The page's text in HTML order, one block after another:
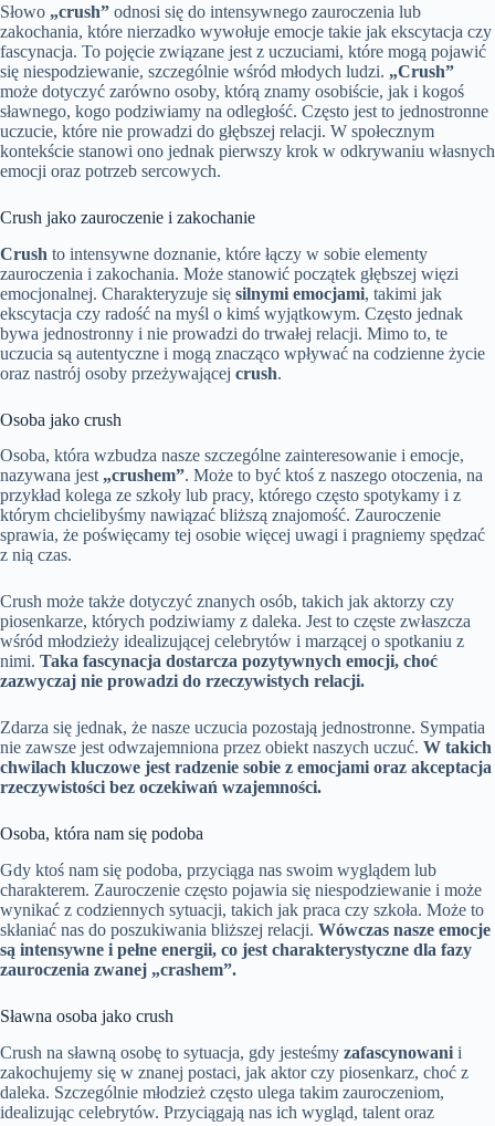
Słowo „crush” odnosi się do intensywnego zauroczenia lub
zakochania, które nierzadko wywołuje emocje takie jak ekscytacja czy
fascynacja. To pojęcie związane jest z uczuciami, które mogą pojawić
się niespodziewanie, szczególnie wśród młodych ludzi. „Crush”
może dotyczyć zarówno osoby, którą znamy osobiście, jak i kogoś
sławnego, kogo podziwiamy na odległość. Często jest to jednostronne
uczucie, które nie prowadzi do głębszej relacji. W społecznym
kontekście stanowi ono jednak pierwszy krok w odkrywaniu własnych
emocji oraz potrzeb sercowych.
Crush jako zauroczenie i zakochanie
Crush to intensywne doznanie, które łączy w sobie elementy
zauroczenia i zakochania. Może stanowić początek głębszej więzi
emocjonalnej. Charakteryzuje się silnymi emocjami, takimi jak
ekscytacja czy radość na myśl o kimś wyjątkowym. Często jednak
bywa jednostronny i nie prowadzi do trwałej relacji. Mimo to, te
uczucia są autentyczne i mogą znacząco wpływać na codzienne życie
oraz nastrój osoby przeżywającej crush.
Osoba jako crush
Osoba, która wzbudza nasze szczególne zainteresowanie i emocje,
nazywana jest „crushem”. Może to być ktoś z naszego otoczenia, na
przykład kolega ze szkoły lub pracy, którego często spotykamy i z
którym chcielibyśmy nawiązać bliższą znajomość. Zauroczenie
sprawia, że poświęcamy tej osobie więcej uwagi i pragniemy spędzać
z nią czas.
Crush może także dotyczyć znanych osób, takich jak aktorzy czy
piosenkarze, których podziwiamy z daleka. Jest to częste zwłaszcza
wśród młodzieży idealizującej celebrytów i marzącej o spotkaniu z
nimi. Taka fascynacja dostarcza pozytywnych emocji, choć
zazwyczaj nie prowadzi do rzeczywistych relacji.
Zdarza się jednak, że nasze uczucia pozostają jednostronne. Sympatia
nie zawsze jest odwzajemniona przez obiekt naszych uczuć. W takich
chwilach kluczowe jest radzenie sobie z emocjami oraz akceptacja
rzeczywistości bez oczekiwań wzajemności.
Osoba, która nam się podoba
Gdy ktoś nam się podoba, przyciąga nas swoim wyglądem lub
charakterem. Zauroczenie często pojawia się niespodziewanie i może
wynikać z codziennych sytuacji, takich jak praca czy szkoła. Może to
skłaniać nas do poszukiwania bliższej relacji. Wówczas nasze emocje
są intensywne i pełne energii, co jest charakterystyczne dla fazy
zauroczenia zwanej „crashem”.
Sławna osoba jako crush
Crush na sławną osobę to sytuacja, gdy jesteśmy zafascynowani i
zakochujemy się w znanej postaci, jak aktor czy piosenkarz, choć z
daleka. Szczególnie młodzież często ulega takim zauroczeniom,
idealizując celebrytów. Przyciągają nas ich wygląd, talent oraz